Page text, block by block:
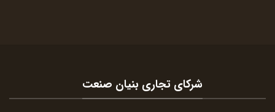
شرکای تجاری بنیان صنعت